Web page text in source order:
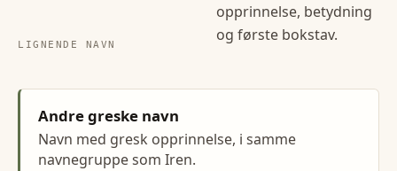
LIGNENDE NAVN
opprinnelse, betydning
og første bokstav.
Andre greske navn
Navn med gresk opprinnelse, i samme
navnegruppe som Iren.